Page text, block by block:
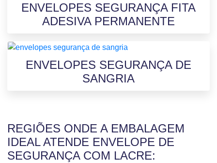
ENVELOPES SEGURANÇA FITA
ADESIVA PERMANENTE
ENVELOPES SEGURANÇA DE
SANGRIA
REGIÕES ONDE A EMBALAGEM
IDEAL ATENDE ENVELOPE DE
SEGURANÇA COM LACRE: